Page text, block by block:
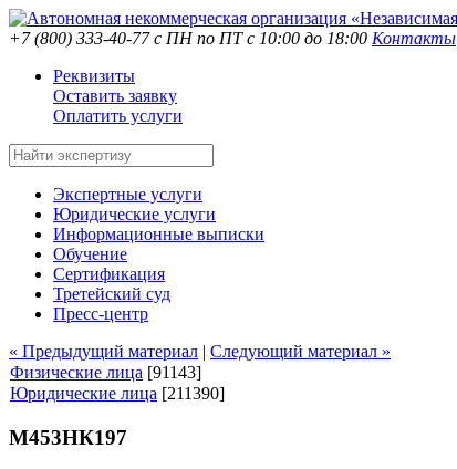
+7 (800) 333-40-77с ПН по ПТ с 10:00 до 18:00 Контакты
Реквизиты
Оставить заявку
Оплатить услуги
Экспертные услуги
Юридические услуги
Информационные выписки
Обучение
Сертификация
Третейский суд
Пресс-центр
« Предыдущий материал | Следующий материал »
Физические лица [91143]
Юридические лица [211390]
М453НК197